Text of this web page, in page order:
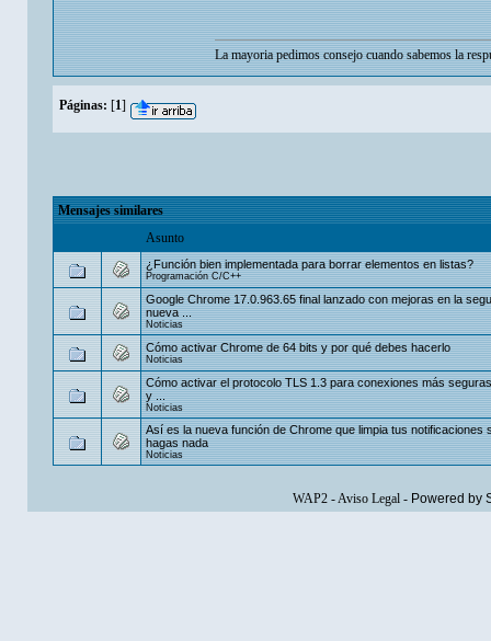
La mayoria pedimos consejo cuando sabemos la
Páginas: [1]
Mensajes similares
Asunto
¿Función bien implementada para borrar elementos en listas?
Programación C/C++
Google Chrome 17.0.963.65 final lanzado con mejoras en la
nueva ...
Noticias
Cómo activar Chrome de 64 bits y por qué debes hacerlo
Noticias
Cómo activar el protocolo TLS 1.3 para conexiones más
y ...
Noticias
Así es la nueva función de Chrome que limpia tus notificaciones
hagas nada
Noticias
WAP2-Aviso Legal- Powered by